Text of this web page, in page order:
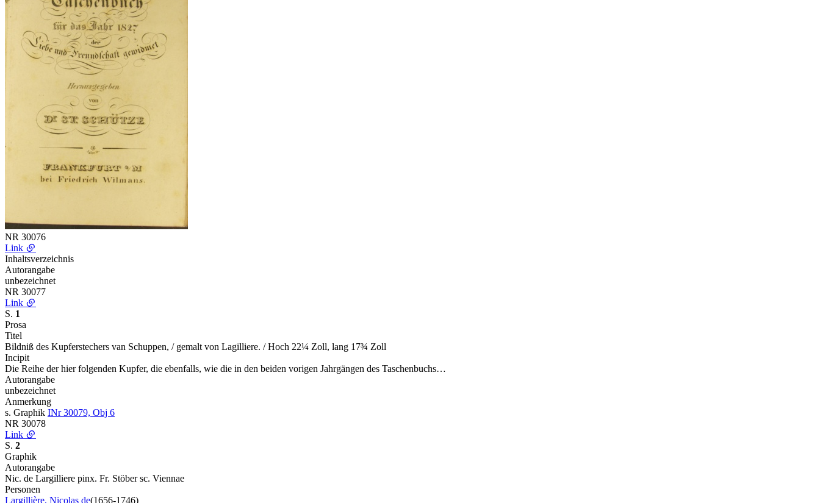
NR 30076
Link
Inhaltsverzeichnis
Autorangabe
unbezeichnet
NR 30077
Link
S. 1
Prosa
Titel
Bildniß des Kupferstechers van Schuppen, / gemalt von Lagilliere. / Hoch 22¼ Zoll, lang 17¾ Zoll
Incipit
Die Reihe der hier folgenden Kupfer, die ebenfalls, wie die in den beiden vorigen Jahrgängen des Taschenbuchs…
Autorangabe
unbezeichnet
Anmerkung
s. Graphik INr 30079, Obj 6
NR 30078
Link
S. 2
Graphik
Autorangabe
Nic. de Largilliere pinx. Fr. Stöber sc. Viennae
Personen
Largillière, Nicolas de(1656-1746)